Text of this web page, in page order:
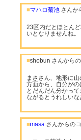
■マハロ菊池 さんか
23区内だとほとん
いとなりませんね。
■shobun さんから
まささん、地形に
方面から、自分が
とだんだん分かっ
ながるとうれしいな
■masa さんからの